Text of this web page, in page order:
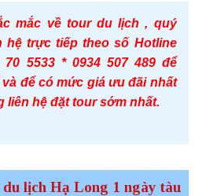
mắc về tour du lịch , quý
hệ trực tiếp theo số Hotline
5533 * 0934 507 489 để
để có mức giá ưu đãi nhất
liên hệ đặt tour sớm nhất.
lịch Hạ Long 1 ngày tàu